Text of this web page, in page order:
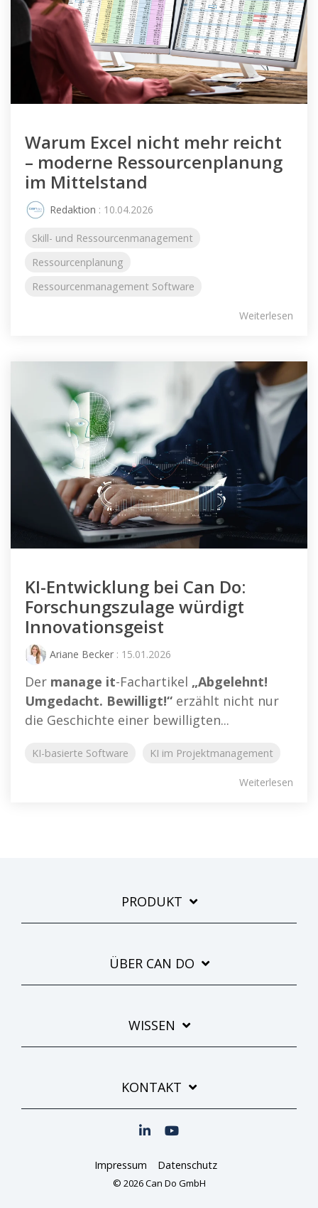
Warum Excel nicht mehr reicht
– moderne Ressourcenplanung
im Mittelstand
Redaktion : 10.04.2026
Skill- und Ressourcenmanagement
Ressourcenplanung
Ressourcenmanagement Software
Weiterlesen
KI-Entwicklung bei Can Do:
Forschungszulage würdigt
Innovationsgeist
Ariane Becker : 15.01.2026
Der manage it-Fachartikel „Abgelehnt!
Umgedacht. Bewilligt!“ erzählt nicht nur
die Geschichte einer bewilligten...
KI-basierte Software KI im Projektmanagement
Weiterlesen
PRODUKT
ÜBER CAN DO
WISSEN
KONTAKT
Impressum Datenschutz
© 2026 Can Do GmbH